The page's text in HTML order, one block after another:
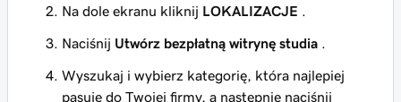
Na dole ekranu kliknij LOKALIZACJE
Naciśnij Utwórz bezpłatną witrynę studia
Wyszukaj i wybierz kategorię, która najlepiej
pasuje do Twojej firmy, a następnie naciśnij